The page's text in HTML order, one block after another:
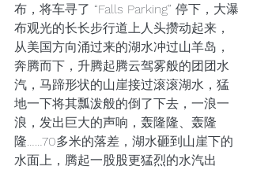
布，将车寻了 “Falls Parking” 停下，大瀑
布观光的长长步行道上人头攒动起来，
从美国方向涌过来的湖水冲过山羊岛，
奔腾而下，升腾起腾云驾雾般的团团水
汽，马蹄形状的山崖接过滚滚湖水，猛
地一下将其瓢泼般的倒了下去，一浪一
浪，发出巨大的声响，轰隆隆、轰隆
隆……70多米的落差，湖水砸到山崖下的
水面上，腾起一股股更猛烈的水汽出